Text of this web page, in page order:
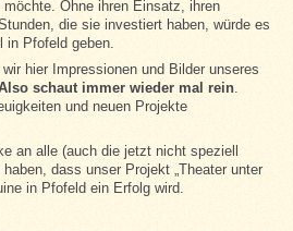
möchte. Ohne ihren Einsatz, ihren
die sie investiert haben, würde es
in Pfofeld geben.
hier Impressionen und Bilder unseres
schaut immer wieder mal rein.
und neuen Projekte
an alle (auch die jetzt nicht speziell
dass unser Projekt „Theater unter
in Pfofeld ein Erfolg wird.